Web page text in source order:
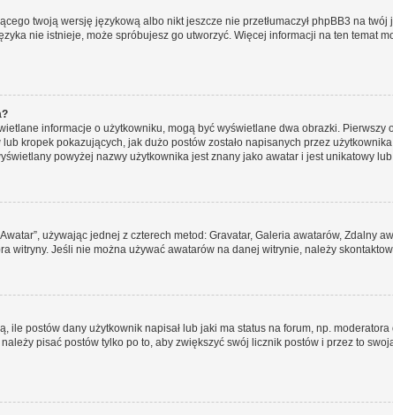
twoją wersję językową albo nikt jeszcze nie przetłumaczył phpBB3 na
nie istnieje, może spróbujesz go utworzyć. Więcej informacji na ten temat
informacje o użytkowniku, mogą być wyświetlane dwa obrazki.
kropek pokazujących, jak dużo postów zostało napisanych przez
powyżej nazwy użytkownika jest znany jako awatar i jest unikatowy
używając jednej z czterech metod: Gravatar, Galeria awatarów, Zdalny
witryny. Jeśli nie można używać awatarów na danej witrynie, należy
ile postów dany użytkownik napisał lub jaki ma status na forum, np.
pisać postów tylko po to, aby zwiększyć swój licznik postów i przez to